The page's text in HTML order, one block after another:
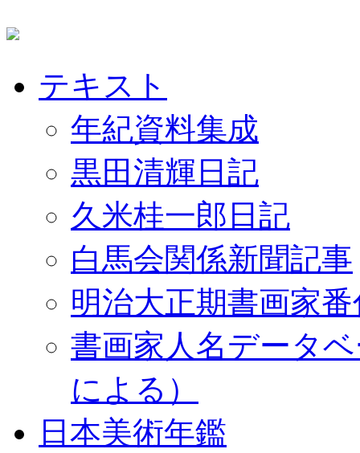
テキスト
年紀資料集成
黒田清輝日記
久米桂一郎日記
白馬会関係新聞記事
明治大正期書画家
書画家人名データ
による）
日本美術年鑑